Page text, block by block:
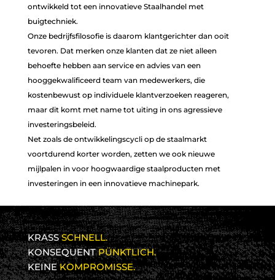
LEIDENSCHAFT
FÜR STAHL
LEIDENSCHAFT
FÜR STAHL
ontwikkeld tot een innovatieve Staalhandel met
buigtechniek.
Onze bedrijfsfilosofie is daarom klantgerichter dan ooit
tevoren. Dat merken onze klanten dat ze niet alleen
behoefte hebben aan service en advies van een
hooggekwalificeerd team van medewerkers, die
kostenbewust op individuele klantverzoeken reageren,
maar dit komt met name tot uiting in ons agressieve
investeringsbeleid.
Net zoals de ontwikkelingscycli op de staalmarkt
voortdurend korter worden, zetten we ook nieuwe
mijlpalen in voor hoogwaardige staalproducten met
investeringen in een innovatieve machinepark.
KRASSSCHNELL.
KONSEQUENTPÜNKTLICH.
KEINEKOMPROMISSE.